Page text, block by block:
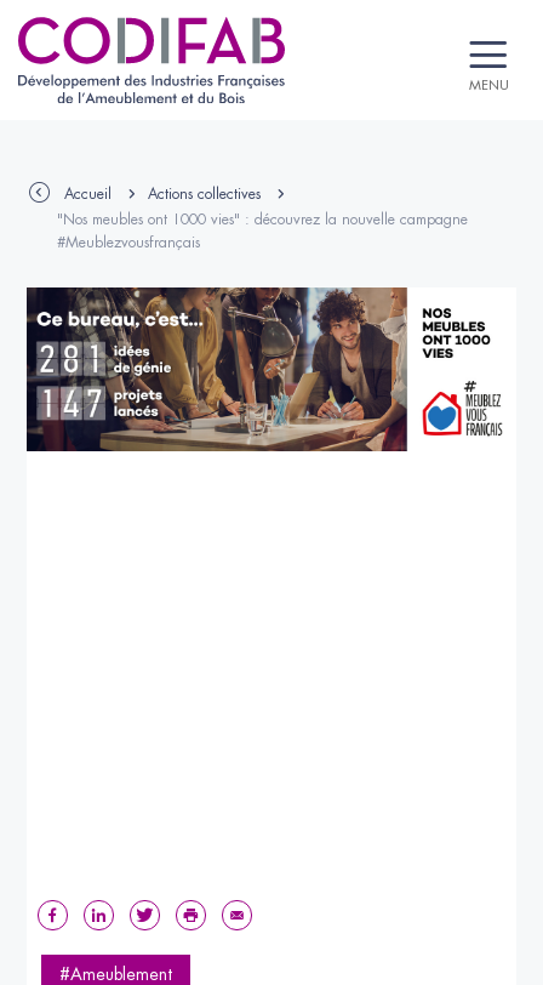
MENU
Accueil
Actions collectives
"Nos meubles ont 1000 vies" : découvrez la nouvelle campagne
#Meublezvousfrançais
#Ameublement